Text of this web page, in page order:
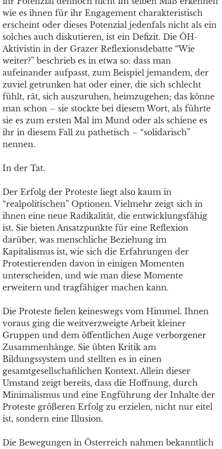
wie es ihnen für ihr Engagement charakteristisch
erscheint oder dieses Potenzial jedenfals nicht als ein
solches auch diskutieren, ist ein Defizit. Die ÖH-
Aktivistin in der Grazer Reflexionsdebatte “Wie
weiter?” beschrieb es in etwa so: dass man
aufeinander aufpasst, zum Beispiel jemandem, der
zuviel getrunken hat oder einer, die sich schlecht
fühlt, rät, sich auszuruhen, heimzugehen; das könne
man schon – sie stockte bei diesem Wort, als führte
sie es zum ersten Mal im Mund oder als schiene es
ihr in diesem Fall zu pathetisch – “solidarisch”
nennen.
In der Tat.
Der Erfolg der Proteste liegt also kaum in
“realpolitischen” Optionen. Vielmehr zeigt sich in
ihnen eine neue Radikalität, die entwicklungsfähig
ist. Sie bieten Ansatzpunkte für eine Reflexion
darüber, was menschliche Beziehung im
Kapitalismus ist, wie sich die Erfahrungen der
Protestierenden davon in einigen Momenten
unterscheiden, und wie man diese Momente
erweitern und tragfähiger machen kann.
Die Proteste fielen keineswegs vom Himmel. Ihnen
voraus ging die weitverzweigte Arbeit kleiner
Gruppen und dem öffentlichen Auge verborgener
Zusammenhänge. Sie übten Kritik am
Bildungssystem und stellten es in einen
gesamtgesellschaftlichen Kontext. Allein dieser
Umstand zeigt bereits, dass die Hoffnung, durch
Minimalismus und eine Engführung der Inhalte der
Proteste größeren Erfolg zu erzielen, nicht nur eitel
ist, sondern eine Illusion.
Die Bewegungen in Österreich nahmen bekanntlich